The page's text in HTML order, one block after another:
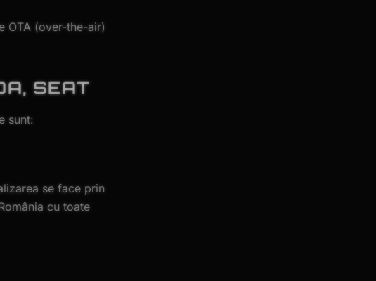
OTA (over-the-air)
SEAT
sunt:
se face prin
cu toate